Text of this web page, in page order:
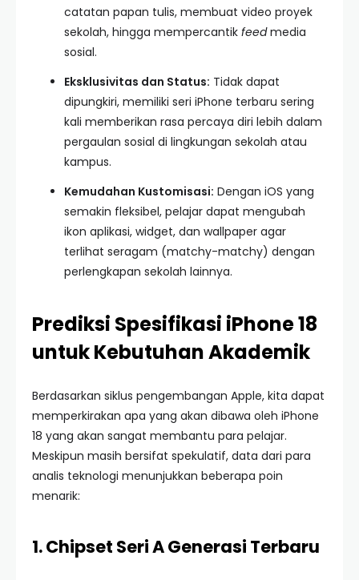
catatan papan tulis, membuat video proyek
sekolah, hingga mempercantik feedmedia
sosial.
Eksklusivitas dan Status: Tidak dapat
dipungkiri, memiliki seri iPhone terbaru sering
kali memberikan rasa percaya diri lebih dalam
pergaulan sosial di lingkungan sekolah atau
kampus.
Kemudahan Kustomisasi: Dengan iOS yang
semakin fleksibel, pelajar dapat mengubah
ikon aplikasi, widget, dan wallpaper agar
terlihat seragam (matchy-matchy) dengan
perlengkapan sekolah lainnya.
Prediksi Spesifikasi iPhone 18
untuk Kebutuhan Akademik
Berdasarkan siklus pengembangan Apple, kita dapat
memperkirakan apa yang akan dibawa oleh iPhone
18 yang akan sangat membantu para pelajar.
Meskipun masih bersifat spekulatif, data dari para
analis teknologi menunjukkan beberapa poin
menarik:
1. Chipset Seri A Generasi Terbaru